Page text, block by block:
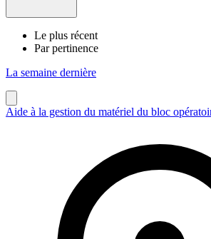
Le plus récent
Par pertinence
La semaine dernière
Aide à la gestion du matériel du bloc